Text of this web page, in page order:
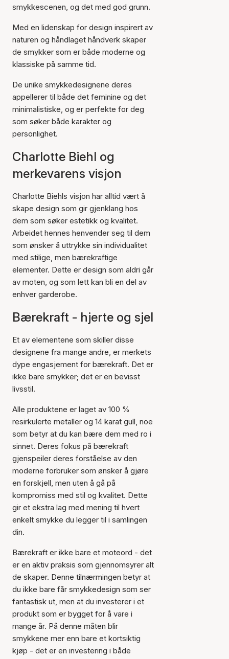
smykkescenen, og det med god grunn.
Med en lidenskap for design inspirert av
naturen og håndlaget håndverk skaper
de smykker som er både moderne og
klassiske på samme tid.
De unike smykkedesignene deres
appellerer til både det feminine og det
minimalistiske, og er perfekte for deg
som søker både karakter og
personlighet.
Charlotte Biehl og
merkevarens visjon
Charlotte Biehls visjon har alltid vært å
skape design som gir gjenklang hos
dem som søker estetikk og kvalitet.
Arbeidet hennes henvender seg til dem
som ønsker å uttrykke sin individualitet
med stilige, men bærekraftige
elementer. Dette er design som aldri går
av moten, og som lett kan bli en del av
enhver garderobe.
Bærekraft - hjerte og sjel
Et av elementene som skiller disse
designene fra mange andre, er merkets
dype engasjement for bærekraft. Det er
ikke bare smykker; det er en bevisst
livsstil.
Alle produktene er laget av 100 %
resirkulerte metaller og 14 karat gull, noe
som betyr at du kan bære dem med ro i
sinnet. Deres fokus på bærekraft
gjenspeiler deres forståelse av den
moderne forbruker som ønsker å gjøre
en forskjell, men uten å gå på
kompromiss med stil og kvalitet. Dette
gir et ekstra lag med mening til hvert
enkelt smykke du legger til i samlingen
din.
Bærekraft er ikke bare et moteord - det
er en aktiv praksis som gjennomsyrer alt
de skaper. Denne tilnærmingen betyr at
du ikke bare får smykkedesign som ser
fantastisk ut, men at du investerer i et
produkt som er bygget for å vare i
mange år. På denne måten blir
smykkene mer enn bare et kortsiktig
kjøp - det er en investering i både